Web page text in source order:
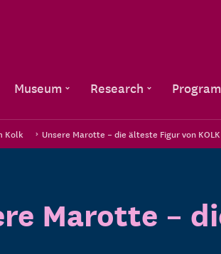
Museum Research Program
Kolk Unsere Marotte – die älteste Figur von KOLK
Marotte –